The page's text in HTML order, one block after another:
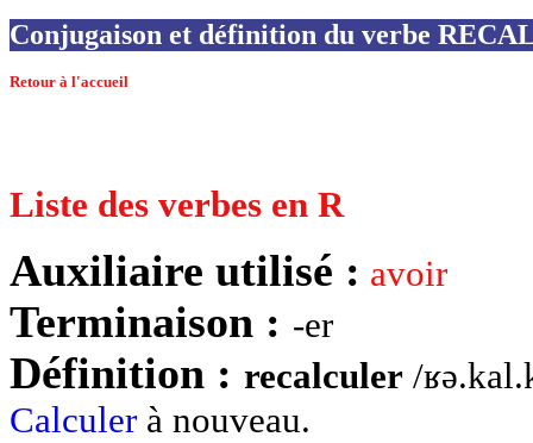
Conjugaison et définition du verbe
Retour à l'accueil
Liste des verbes en R
Auxiliaire utilisé : avoir
Terminaison : -er
Définition : recalculer /
Calculer à nouveau.